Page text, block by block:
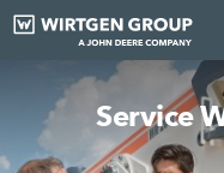
Service